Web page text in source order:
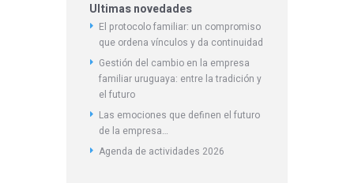
Ultimas novedades
El protocolo familiar: un compromiso
que ordena vínculos y da continuidad
Gestión del cambio en la empresa
familiar uruguaya: entre la tradición y
el futuro
Las emociones que definen el futuro
de la empresa…
Agenda de actividades 2026